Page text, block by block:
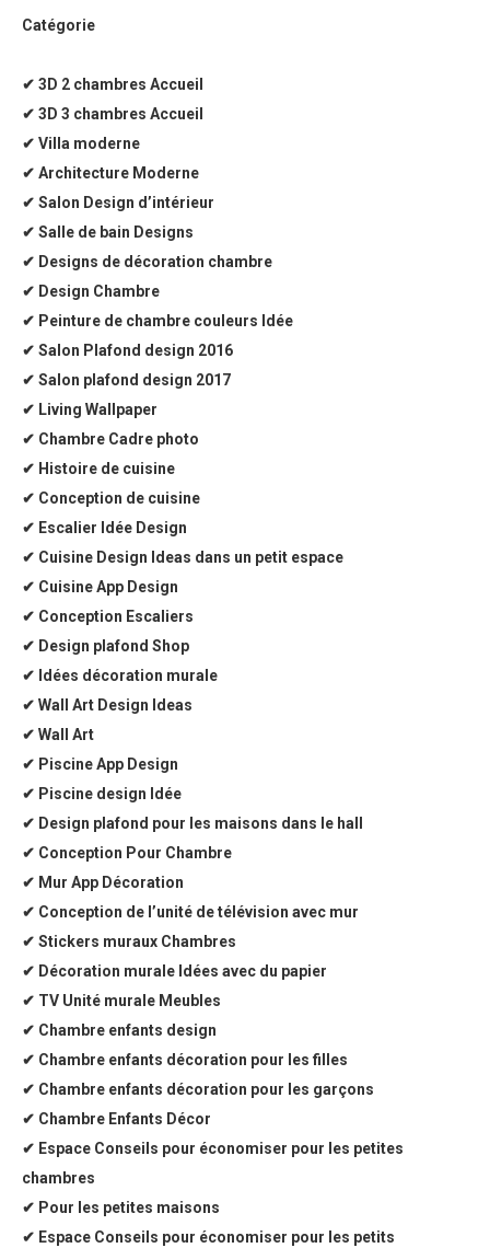
Catégorie
✔ 3D 2 chambres Accueil
✔ 3D 3 chambres Accueil
✔ Villa moderne
✔ Architecture Moderne
✔ Salon Design d’intérieur
✔ Salle de bain Designs
✔ Designs de décoration chambre
✔ Design Chambre
✔ Peinture de chambre couleurs Idée
✔ Salon Plafond design 2016
✔ Salon plafond design 2017
✔ Living Wallpaper
✔ Chambre Cadre photo
✔ Histoire de cuisine
✔ Conception de cuisine
✔ Escalier Idée Design
✔ Cuisine Design Ideas dans un petit espace
✔ Cuisine App Design
✔ Conception Escaliers
✔ Design plafond Shop
✔ Idées décoration murale
✔ Wall Art Design Ideas
✔ Wall Art
✔ Piscine App Design
✔ Piscine design Idée
✔ Design plafond pour les maisons dans le hall
✔ Conception Pour Chambre
✔ Mur App Décoration
✔ Conception de l’unité de télévision avec mur
✔ Stickers muraux Chambres
✔ Décoration murale Idées avec du papier
✔ TV Unité murale Meubles
✔ Chambre enfants design
✔ Chambre enfants décoration pour les filles
✔ Chambre enfants décoration pour les garçons
✔ Chambre Enfants Décor
✔ Espace Conseils pour économiser pour les petites
chambres
✔ Pour les petites maisons
✔ Espace Conseils pour économiser pour les petits